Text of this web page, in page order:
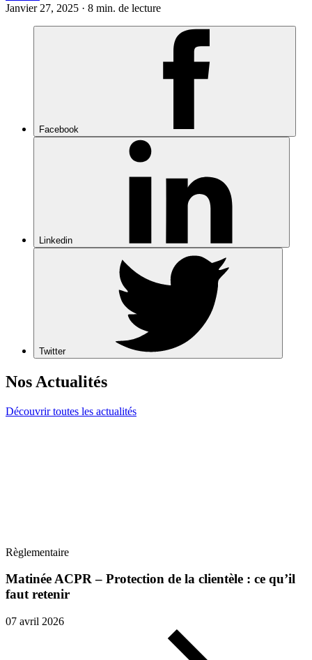
Janvier 27, 2025 · 8 min. de lecture
Facebook
Linkedin
Twitter
Nos Actualités
Découvrir toutes les actualités
Règlementaire
Matinée ACPR – Protection de la clientèle : ce qu’il
faut retenir
07 avril 2026